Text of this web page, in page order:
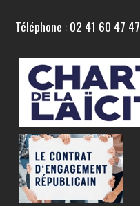
Téléphone : 02 41 60 47 47